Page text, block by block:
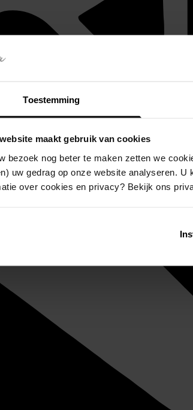
Toestemming
maakt gebruik van cookies
bezoek nog beter te maken zetten we
uw gedrag op onze website analyseren.
over cookies en privacy? Bekijk ons